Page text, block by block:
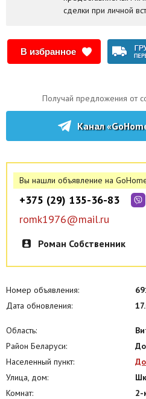
сделки при личной
В избранное
Канал
Получай предложения от
Вы нашли объявление на
+375 (29) 135-36-83
romk1976@mail.ru
Роман Собственник
Номер объявления:
Дата обновления:
Область:
Район Беларуси:
Населенный пункт:
Улица, дом:
Комнат:
2-